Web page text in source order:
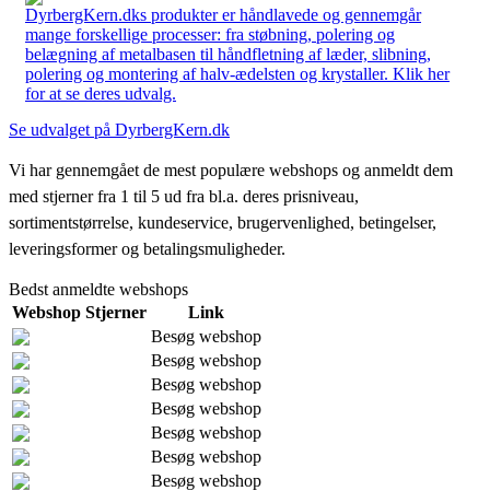
DyrbergKern.dks produkter er håndlavede og gennemgår
mange forskellige processer: fra støbning, polering og
belægning af metalbasen til håndfletning af læder, slibning,
polering og montering af halv-ædelsten og krystaller. Klik her
for at se deres udvalg.
Se udvalget på DyrbergKern.dk
Vi har gennemgået de mest populære webshops og anmeldt dem
med stjerner fra 1 til 5 ud fra bl.a. deres prisniveau,
sortimentstørrelse, kundeservice, brugervenlighed, betingelser,
leveringsformer og betalingsmuligheder.
Bedst anmeldte webshops
Webshop Stjerner
Link
Besøg webshop
Besøg webshop
Besøg webshop
Besøg webshop
Besøg webshop
Besøg webshop
Besøg webshop